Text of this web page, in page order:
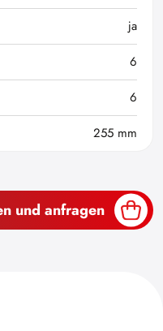
ja
6
6
255 mm
und anfragen